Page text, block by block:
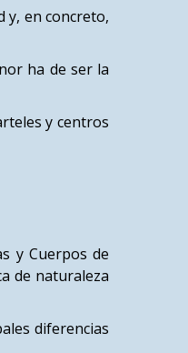
y, en concreto,
ha de ser la
y centros
y Cuerpos de
de naturaleza
diferencias